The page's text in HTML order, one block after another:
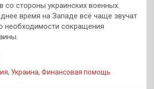
со стороны украинских военных.
время на Западе всё чаще звучат
необходимости сокращения
, Украина, Финансовая помощь